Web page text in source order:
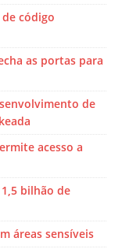
código
as portas para
de
acesso a
bilhão de
áreas sensíveis